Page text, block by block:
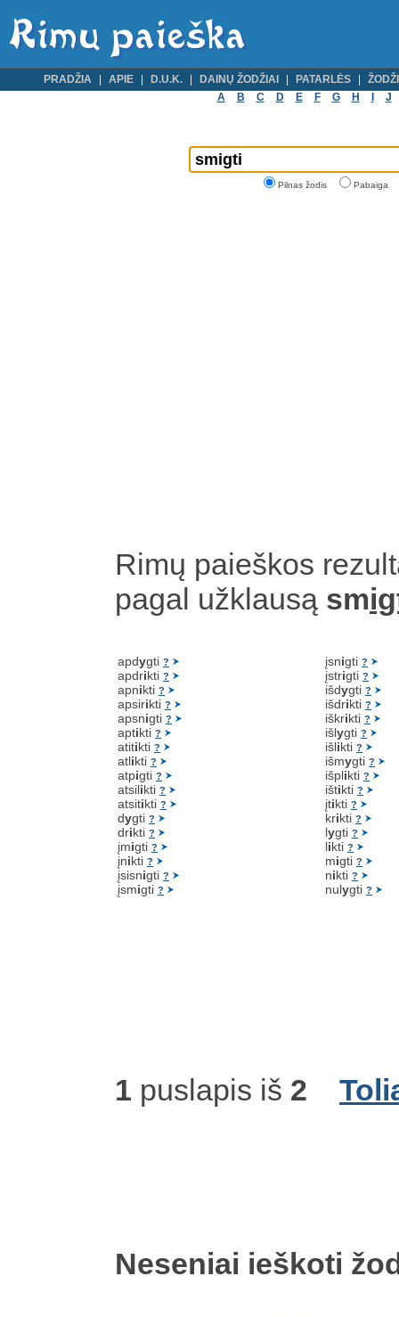
PRADŽIA APIE D.U.K. DAINŲ ŽODŽIAI PATARLĖS
A
B C D E F G H J
Pilnas žodis Pabaiga
Rimų paieškos
pagal užklausą sm
apdygti ?
apdrikti ?
apnikti ?
apsirikti ?
apsnigti ?
aptikti ?
atitikti ?
atlikti ?
atpigti ?
atsilikti ?
atsitikti ?
dygti ?
drikti ?
įmigti ?
įnikti ?
įsisnigti ?
įsmigti ?
įsnigti ?
įstrigti ?
išdygti ?
išdrikti ?
iškrikti ?
išlygti ?
išlikti ?
išmygti ?
išplikti ?
ištikti ?
įtikti ?
krikti ?
lygti ?
likti ?
migti ?
nikti ?
nulygti ?
1 puslapis iš 2
Neseniai ieškoti